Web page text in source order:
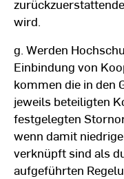
wird.
g. Werden
Einbindung von
kommen die in den
jeweils beteiligten
festgelegten
wenn damit
verknüpft sind als
aufgeführten